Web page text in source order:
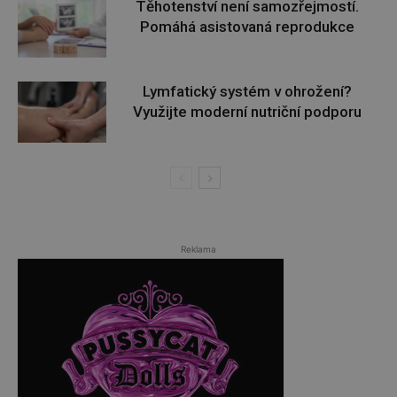
Těhotenství není samozřejmostí.
Pomáhá asistovaná reprodukce
Lymfatický systém v ohrožení?
Využijte moderní nutriční podporu
Reklama